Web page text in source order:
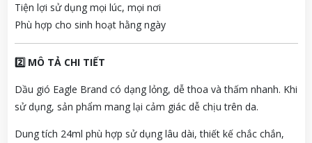
Tiện lợi sử dụng mọi lúc, mọi nơi
Phù hợp cho sinh hoạt hằng ngày
2️⃣ MÔ TẢ CHI TIẾT
Dầu gió Eagle Brand có dạng lỏng, dễ thoa và thấm nhanh. Khi
sử dụng, sản phẩm mang lại cảm giác dễ chịu trên da.
Dung tích 24ml phù hợp sử dụng lâu dài, thiết kế chắc chắn,